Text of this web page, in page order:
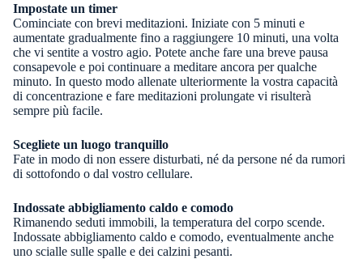
Impostate un timer
Cominciate con brevi meditazioni. Iniziate con 5 minuti e
aumentate gradualmente fino a raggiungere 10 minuti, una volta
che vi sentite a vostro agio. Potete anche fare una breve pausa
consapevole e poi continuare a meditare ancora per qualche
minuto. In questo modo allenate ulteriormente la vostra capacità
di concentrazione e fare meditazioni prolungate vi risulterà
sempre più facile.
Scegliete un luogo tranquillo
Fate in modo di non essere disturbati, né da persone né da rumori
di sottofondo o dal vostro cellulare.
Indossate abbigliamento caldo e comodo
Rimanendo seduti immobili, la temperatura del corpo scende.
Indossate abbigliamento caldo e comodo, eventualmente anche
uno scialle sulle spalle e dei calzini pesanti.